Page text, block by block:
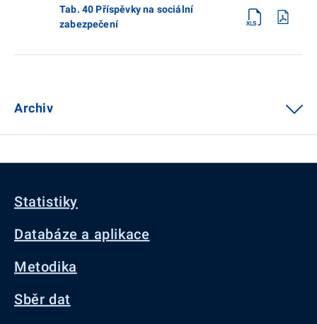
Tab. 40 Příspěvky na sociální
zabezpečení
Archiv
Statistiky
Databáze a aplikace
Metodika
Sběr dat